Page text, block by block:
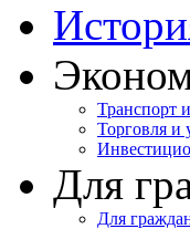
Транспорт
Торговля и
Для
Для